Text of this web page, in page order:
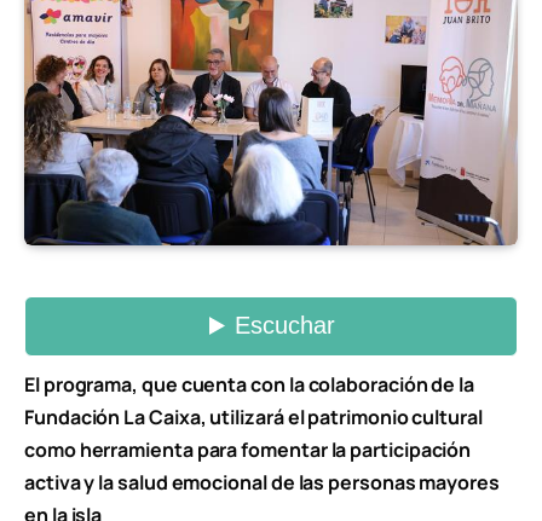
El programa, que cuenta con la colaboración de la
Fundación La Caixa, utilizará el patrimonio cultural
como herramienta para fomentar la participación
activa y la salud emocional de las personas mayores
en la isla